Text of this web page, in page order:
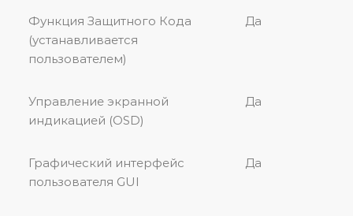
Функция Защитного Кода
(устанавливается
пользователем)
Да
Управление экранной
индикацией (OSD)
Да
Графический интерфейс
пользователя GUI
Да